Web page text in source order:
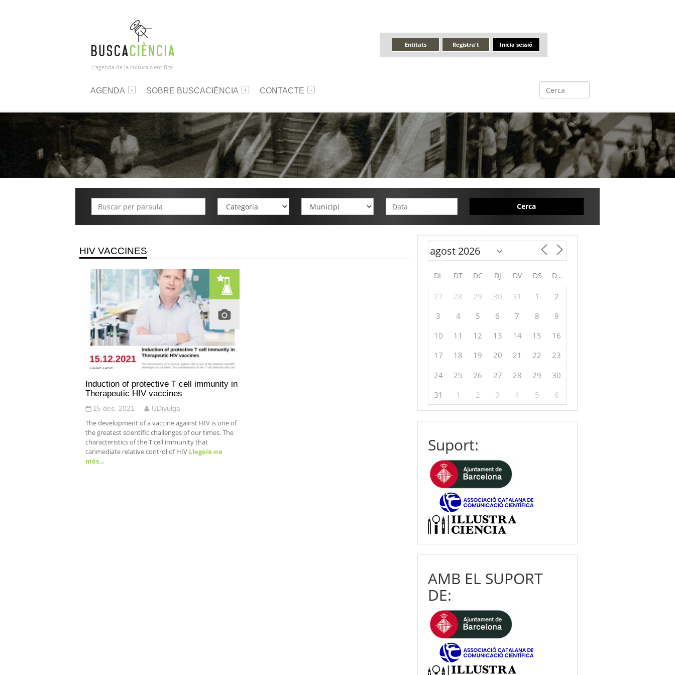
L’agenda de la cultura científica
Inicia sessió
Registra't
Entitats
AGENDA SOBRE BUSCACIÈNCIA CONTACTE
Cerca
HIV VACCINES
Induction of protective T cell immunity in
Therapeutic HIV vaccines
15 des. 2021 UDivulga
The development of a vaccine against HIV is one of
the greatest scientific challenges of our times. The
characteristics of the T cell immunity that
canmediate relative control of HIV Llegeix-ne
més…
DL DT DC DJ DV DS DG
27 28 29 30 31 1
2
3
4 5 6 7 8
9
10
11 12 13 14 15
16
17
18 19 20 21 22
23
24
25 26 27 28 29
30
31
1 2 3 4 5 6
Suport:
AMB EL SUPORT
DE: